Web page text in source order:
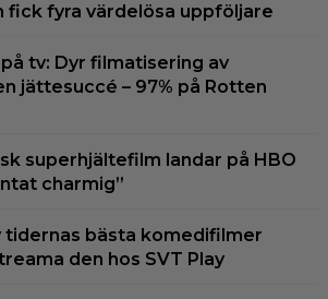
fick fyra värdelösa uppföljare
på tv: Dyr filmatisering av
jättesuccé – 97% på Rotten
superhjältefilm landar på HBO
charmig”
tidernas bästa komedifilmer
den hos SVT Play